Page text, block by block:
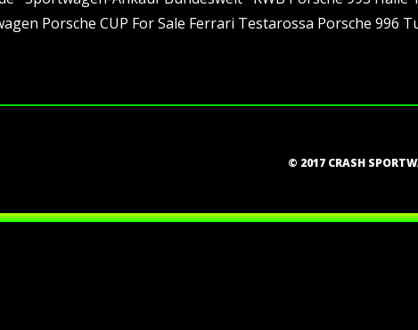
Porsche CUP For Sale Ferrari Testarossa Porsche 996
© 2017 CRASH